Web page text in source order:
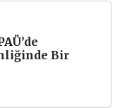
Bir